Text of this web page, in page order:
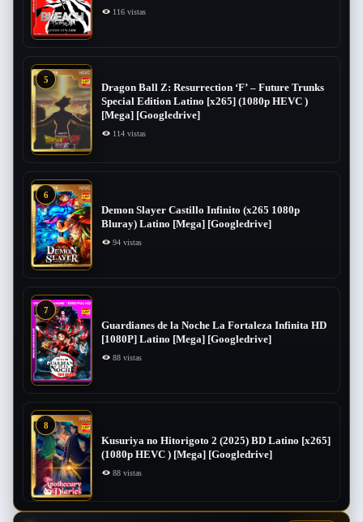
116 vistas
5
Dragon Ball Z: Resurrection ‘F’ – Future Trunks
Special Edition Latino [x265] (1080p HEVC )
[Mega] [Googledrive]
114 vistas
6
Demon Slayer Castillo Infinito (x265 1080p
Bluray) Latino [Mega] [Googledrive]
94 vistas
7
Guardianes de la Noche La Fortaleza Infinita HD
[1080P] Latino [Mega] [Googledrive]
88 vistas
8
Kusuriya no Hitorigoto 2 (2025) BD Latino [x265]
(1080p HEVC ) [Mega] [Googledrive]
88 vistas